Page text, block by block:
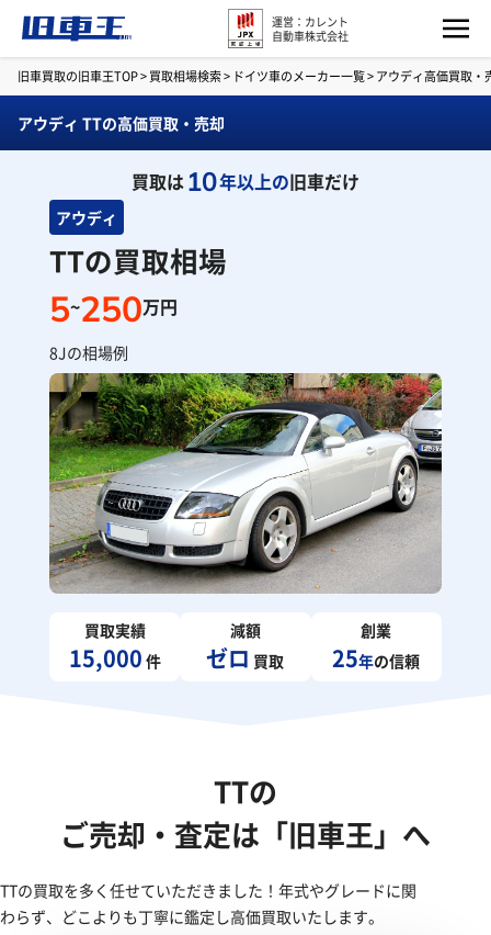
運営：カレント
自動車株式会社
旧車買取の旧車王TOP>買取相場検索> ドイツ車のメーカー一覧>アウディ高価買取・
アウディ TTの高価買取・売却
買取は10年以上の旧車だけ
アウディ
TTの買取相場
5~250万円
8Jの相場例
買取実績
15,000 件
減額
ゼロ 買取
創業
25年の信頼
TTの
ご売却・査定は「旧車王」へ
TTの買取を多く任せていただきました！年式やグレードに関
わらず、どこよりも丁寧に鑑定し高価買取いたします。